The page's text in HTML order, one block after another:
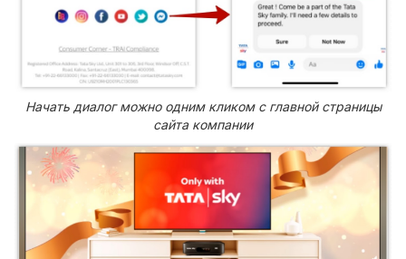
Начать диалог можно одним кликом с главной страницы
сайта компании